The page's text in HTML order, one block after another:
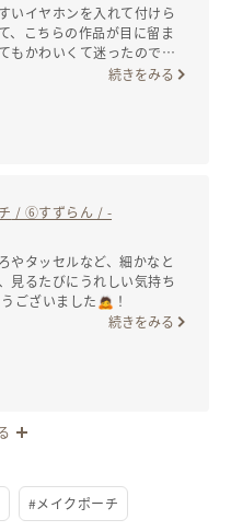
いイヤホンを入れて付けら
、こちらの作品が目に留ま
もかわいくて迷ったのです
ので、こちらを選びまし
続きをみる
/ ⑥すずらん / -
やタッセルなど、細かなと
見るたびにうれしい気持ち
ございました🙇！
続きをみる
#メイクポーチ